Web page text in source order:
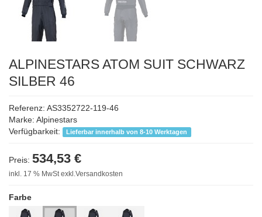
ALPINESTARS ATOM SUIT SCHWARZ
SILBER 46
Referenz: AS3352722-119-46
Marke: Alpinestars
Verfügbarkeit:
Lieferbar innerhalb von 8-10 Werktagen
Preis: 534,53 €
inkl. 17 % MwSt exkl.Versandkosten
Farbe